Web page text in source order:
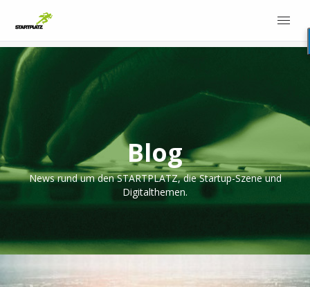
Blog
News rund um den STARTPLATZ, die Startup-Szene und
Digitalthemen.